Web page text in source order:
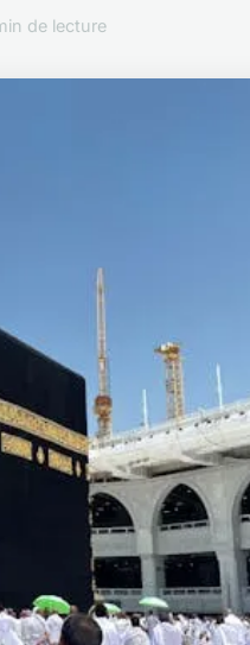
de lecture